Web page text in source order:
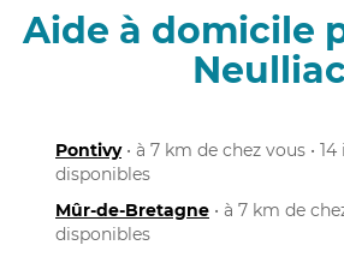
Aide à domicile
Neulliac
Pontivy• à 7 km de chez vous •
disponibles
Mûr-de-Bretagne • à 7 km de
disponibles